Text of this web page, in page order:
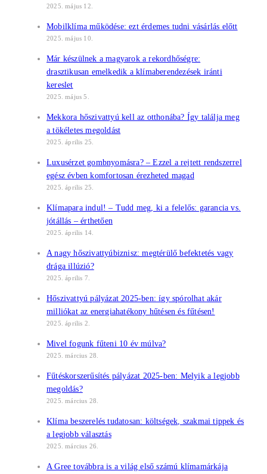
2025. május 12.
Mobilklíma működése: ezt érdemes tudni vásárlás előtt
2025. május 10.
Már készülnek a magyarok a rekordhőségre:
drasztikusan emelkedik a klímaberendezések iránti
kereslet
2025. május 5.
Mekkora hőszivattyú kell az otthonába? Így találja meg
a tökéletes megoldást
2025. április 25.
Luxusérzet gombnyomásra? – Ezzel a rejtett rendszerrel
egész évben komfortosan érezheted magad
2025. április 25.
Klímapara indul! – Tudd meg, ki a felelős: garancia vs.
jótállás – érthetően
2025. április 14.
A nagy hőszivattyúbiznisz: megtérülő befektetés vagy
drága illúzió?
2025. április 7.
Hőszivattyú pályázat 2025-ben: így spórolhat akár
milliókat az energiahatékony hűtésen és fűtésen!
2025. április 2.
Mivel fogunk fűteni 10 év múlva?
2025. március 28.
Fűtéskorszerűsítés pályázat 2025-ben: Melyik a legjobb
megoldás?
2025. március 28.
Klíma beszerelés tudatosan: költségek, szakmai tippek és
a legjobb választás
2025. március 26.
A Gree továbbra is a világ első számú klímamárkája